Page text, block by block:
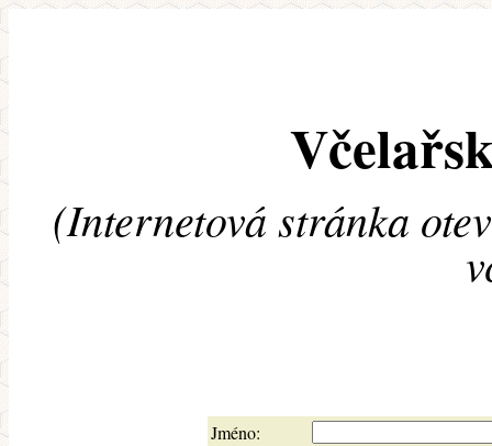
(Internetová stránka
Jméno: